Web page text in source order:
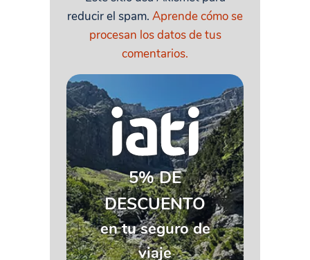
reducir el spam. Aprende cómo se
procesan los datos de tus
comentarios.
5% DE
DESCUENTO
en tu seguro de
viaje